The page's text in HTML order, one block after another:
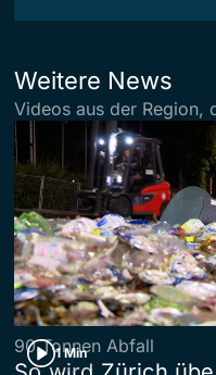
Weitere News
Videos aus der Region,
1 Min
90 Tonnen Abfall